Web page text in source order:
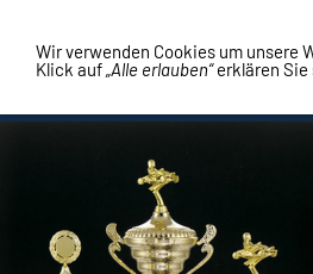
Wir verwenden Cookies um unsere
Klick auf„Alle erlauben“erklären Sie